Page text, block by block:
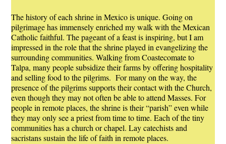
The history of each shrine in Mexico is unique. Going on
pilgrimage has immensely enriched my walk with the Mexican
Catholic faithful. The pageant of a feast is inspiring, but I am
impressed in the role that the shrine played in evangelizing the
surrounding communities. Walking from Coastecomate to
Talpa, many people subsidize their farms by offering hospitality
and selling food to the pilgrims. For many on the way, the
presence of the pilgrims supports their contact with the Church,
even though they may not often be able to attend Masses. For
people in remote places, the shrine is their “parish” even while
they may only see a priest from time to time. Each of the tiny
communities has a church or chapel. Lay catechists and
sacristans sustain the life of faith in remote places.